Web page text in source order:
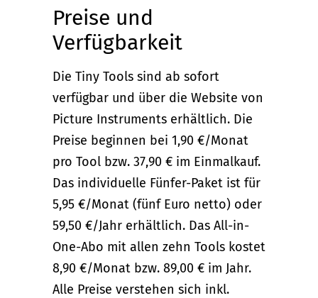
Preise und
Verfügbarkeit
Die Tiny Tools sind ab sofort
verfügbar und über die Website von
Picture Instruments erhältlich. Die
Preise beginnen bei 1,90 €/Monat
pro Tool bzw. 37,90 € im Einmalkauf.
Das individuelle Fünfer-Paket ist für
5,95 €/Monat (fünf Euro netto) oder
59,50 €/Jahr erhältlich. Das All-in-
One-Abo mit allen zehn Tools kostet
8,90 €/Monat bzw. 89,00 € im Jahr.
Alle Preise verstehen sich inkl.